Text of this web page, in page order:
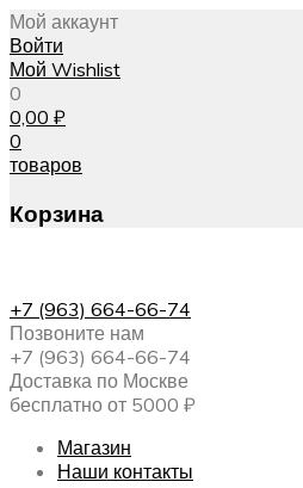
Мой аккаунт
Войти
Мой Wishlist
0
0,00 ₽
0
товаров
Корзина
+7 (963) 664-66-74
Позвоните нам
+7 (963) 664-66-74
Доставка по Москве
бесплатно от 5000 ₽
Магазин
Наши контакты